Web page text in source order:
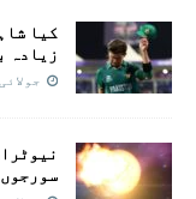
کیا
زیادہ
جولائی 22, 2022